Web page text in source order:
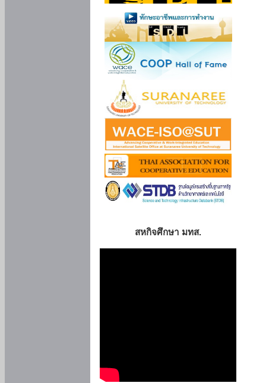
สหกิจศึกษา มทส.